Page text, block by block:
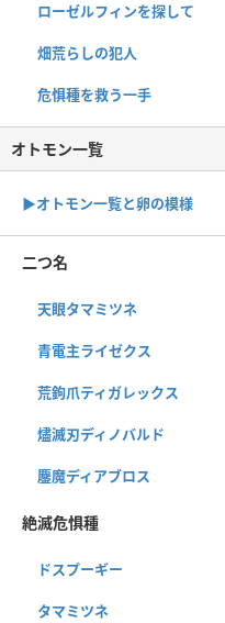
ローゼルフィンを探して
畑荒らしの犯人
危惧種を救う一手
オトモン一覧
▶︎オトモン一覧と卵の模様
二つ名
天眼タマミツネ
青電主ライゼクス
荒鉤爪ティガレックス
燼滅刃ディノバルド
鏖魔ディアブロス
絶滅危惧種
ドスプーギー
タマミツネ